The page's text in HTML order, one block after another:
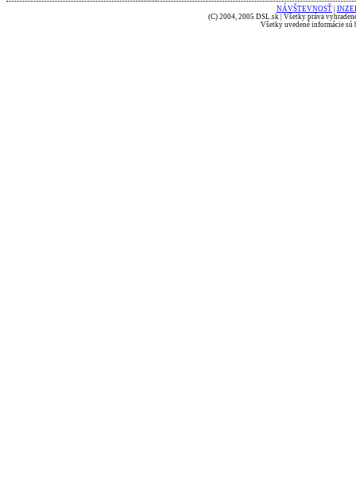
NÁVŠTEVNOSŤ
(C) 2004, 2005 DSL.sk | Všetky práva
Všetky uvedené informácie sú